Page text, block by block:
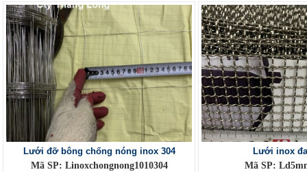
Lưới đỡ bông chống nóng inox 304
Mã SP: Linoxchongnong1010304
Lưới inox
Mã SP: